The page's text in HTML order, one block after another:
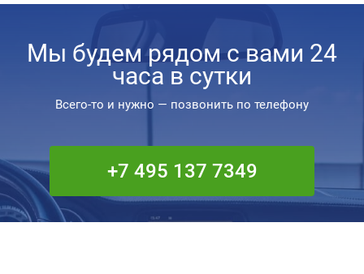
Мы будем рядом с вами 24
часа в сутки
Всего-то и нужно — позвонить по телефону
+7 495 137 7349